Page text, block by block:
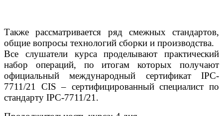
Также рассматривается ряд смежных стандартов,
общие вопросы технологий сборки и производства.
Все слушатели курса проделывают практический
набор операций, по итогам которых получают
официальный международный сертификат IPC-
7711/21 CIS – сертифицированный специалист по
стандарту IPC-7711/21.